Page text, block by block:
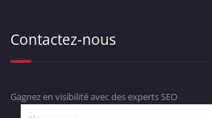
Contactez-nous
Gagnez en visibilité avec des experts SEO